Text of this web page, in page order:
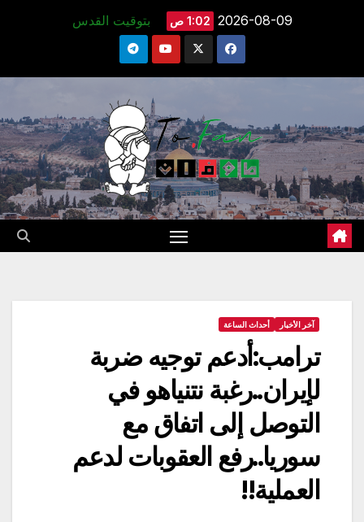
2026-08-09 1:02 ص بتوقيت القدس
آخر الأخبار أحداث الساعة
ترامب:أدعم توجيه ضربة
لإيران..رغبة نتنياهو في
التوصل إلى اتفاق مع
سوريا..رفع العقوبات لدعم
العملية!!